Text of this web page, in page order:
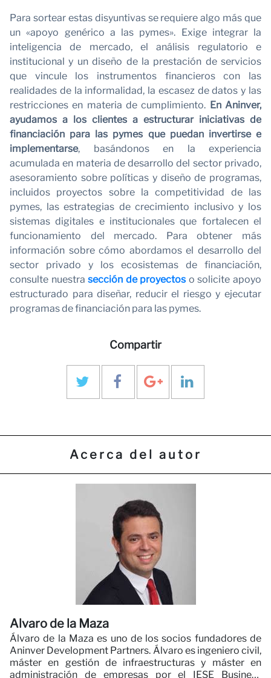
Para sortear estas disyuntivas se requiere algo más que
un «apoyo genérico a las pymes». Exige integrar la
inteligencia de mercado, el análisis regulatorio e
institucional y un diseño de la prestación de servicios
que vincule los instrumentos financieros con las
realidades de la informalidad, la escasez de datos y las
restricciones en materia de cumplimiento. En Aninver,
ayudamos a los clientes a estructurar iniciativas de
financiación para las pymes que puedan invertirse e
implementarse, basándonos en la experiencia
acumulada en materia de desarrollo del sector privado,
asesoramiento sobre políticas y diseño de programas,
incluidos proyectos sobre la competitividad de las
pymes, las estrategias de crecimiento inclusivo y los
sistemas digitales e institucionales que fortalecen el
funcionamiento del mercado. Para obtener más
información sobre cómo abordamos el desarrollo del
sector privado y los ecosistemas de financiación,
consulte nuestrasección de proyectos o solicite apoyo
estructurado para diseñar, reducir el riesgo y ejecutar
programas de financiación para las pymes.
Compartir
Acerca del autor
Alvaro de la Maza
Álvaro de la Maza es uno de los socios fundadores de
Aninver Development Partners. Álvaro es ingeniero civil,
máster en gestión de infraestructuras y máster en
administración de empresas por el IESE Business